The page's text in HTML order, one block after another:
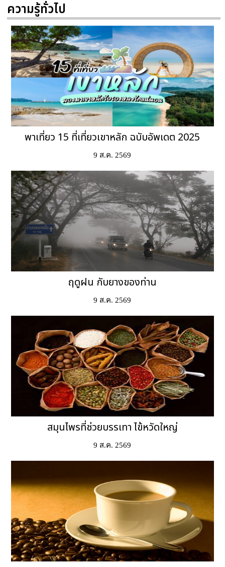
ความรู้ทั่วไป
พาเที่ยว 15 ที่เที่ยวเขาหลัก ฉบับอัพเดต 2025
9 ส.ค. 2569
ฤดูฝน กับยางของท่าน
9 ส.ค. 2569
9 ส.ค. 2569